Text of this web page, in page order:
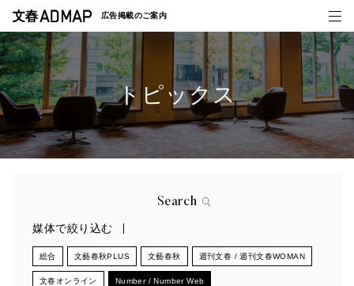
広告掲載のご案内
媒体紹介
トピックス
Search
媒体で絞り込む
総合 文藝春秋PLUS 文藝春秋 週刊文春 / 週刊文春WOMAN
文春オンライン Number / Number Web